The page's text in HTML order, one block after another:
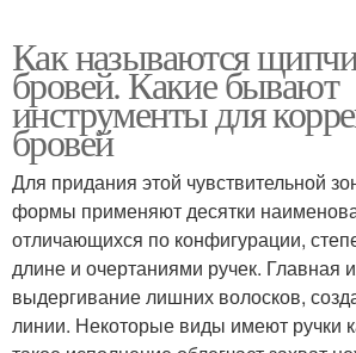
Как называются
бровей. Какие бывают
инструменты для
бровей
Для придания этой чувствительной
формы применяют десятки
отличающихся по конфигурации,
длине и очертаниями ручек. Главная
выдергивание лишних волосков,
линии. Некоторые виды имеют ручки